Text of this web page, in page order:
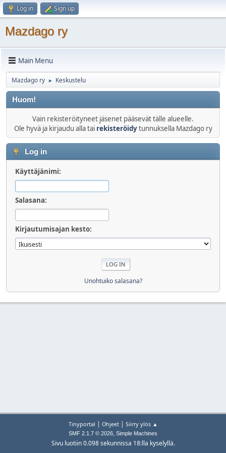
Log in Sign up
Mazdago ry
Main Menu
Mazdago ry ► Keskustelu
Huom!
Vain rekisteröityneet jäsenet pääsevät tälle alueelle.
Ole hyvä ja kirjaudu alla tai rekisteröidytunnuksella Mazdago ry
Log in
Käyttäjänimi:
Salasana:
Kirjautumisajan kesto:
Unohtuiko salasana?
Tinyportal | Ohjeet| Siirry ylös ▲
SMF 2.1.7 © 2026, Simple Machines
Sivu luotiin 0.098 sekunnissa 18:lla kyselyllä.